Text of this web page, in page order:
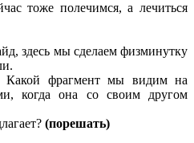
тоже полечимся, а лечиться
здесь мы сделаем физминутку
Какой фрагмент мы видим на
когда она со своим другом
(порешать)